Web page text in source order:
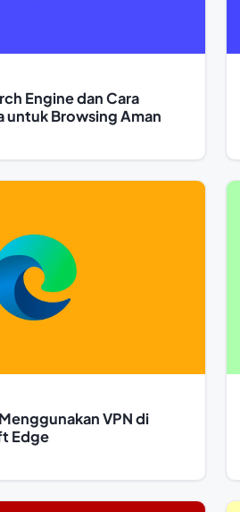
Engine dan Cara
untuk Browsing Aman
VPN di
Edge